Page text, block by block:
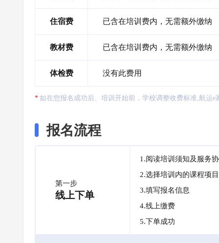
住宿费 已含在培训费内，无需额外缴纳
教材费 已含在培训费内，无需额外缴纳
体检费 没有此费用
如在您报名成功后、培训开始前，学校调整收费标准,航运
报名流程
第一步
线上下单
1.阅读培训须知及服务
2.选择培训内的课程项目
3.填写报名信息
4.线上缴费
5.下单成功